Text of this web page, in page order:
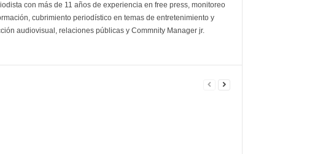
con más de 11 años de experiencia en free press, monitoreo
cubrimiento periodístico en temas de entretenimiento y
audiovisual, relaciones públicas y Commnity Manager jr.